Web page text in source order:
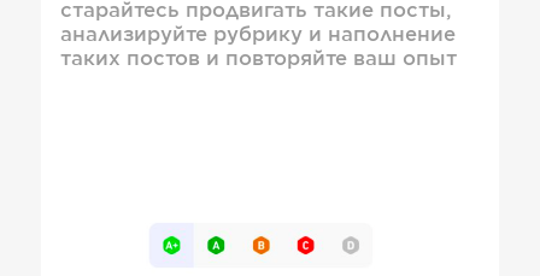
старайтесь продвигать такие посты,
анализируйте рубрику и наполнение
таких постов и повторяйте ваш опыт